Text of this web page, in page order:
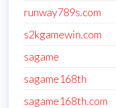
runway789s.com
s2kgamewin.com
sagame
sagame168th
sagame168th.com